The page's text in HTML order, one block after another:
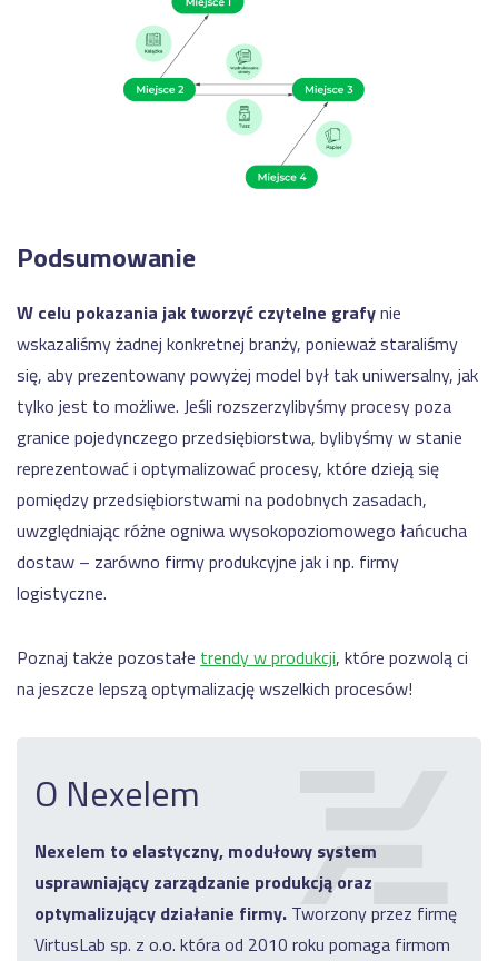
Podsumowanie
W celu pokazania jak tworzyć czytelne grafynie
wskazaliśmy żadnej konkretnej branży, ponieważ staraliśmy
się, aby prezentowany powyżej model był tak uniwersalny, jak
tylko jest to możliwe. Jeśli rozszerzylibyśmy procesy poza
granice pojedynczego przedsiębiorstwa, bylibyśmy w stanie
reprezentować i optymalizować procesy, które dzieją się
pomiędzy przedsiębiorstwami na podobnych zasadach,
uwzględniając różne ogniwa wysokopoziomowego łańcucha
dostaw – zarówno firmy produkcyjne jak i np. firmy
logistyczne.
Poznaj także pozostałe trendy w produkcji, które pozwolą ci
na jeszcze lepszą optymalizację wszelkich procesów!
O Nexelem
Nexelem to elastyczny, modułowy system
usprawniający zarządzanie produkcją oraz
optymalizujący działanie firmy. Tworzony przez firmę
VirtusLab sp. z o.o. która od 2010 roku pomaga firmom